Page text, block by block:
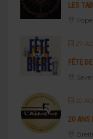
LES
27
FÊTE
30
20 ANS